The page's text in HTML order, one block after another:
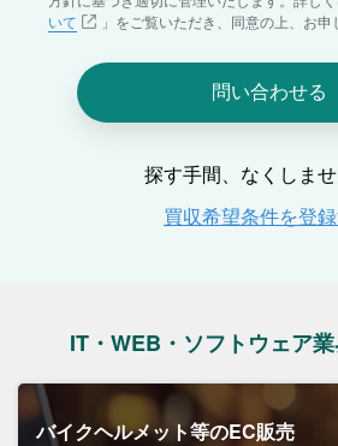
IT・WEB・ソフトウェア
バイクヘルメット等のEC販売